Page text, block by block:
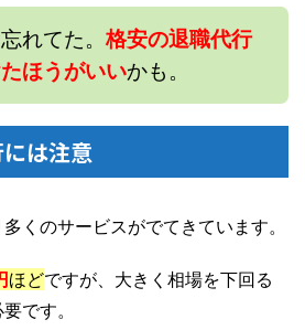
れてた。格安の退職代行
ほうがいいかも。
は注意
くのサービスがでてきています。
ほどですが、大きく相場を下回る
です。